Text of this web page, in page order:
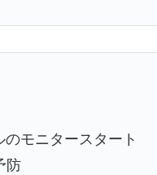
モニタースタート
防